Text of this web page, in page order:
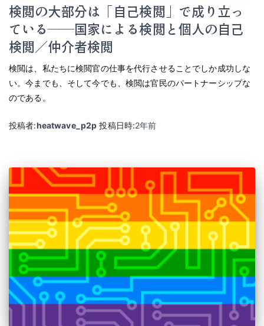
検閲の大部分は「自己検閲」で成り立っ
ている――国家による検閲と個人の自己
検閲／仲介者検閲
検閲は、私たちに検閲官の仕事を代行させることでしか成功しな
い。今までも、そして今でも、検閲は官民のパートナーシップな
のである。
投稿者:heatwave_p2p 投稿日時:2年前